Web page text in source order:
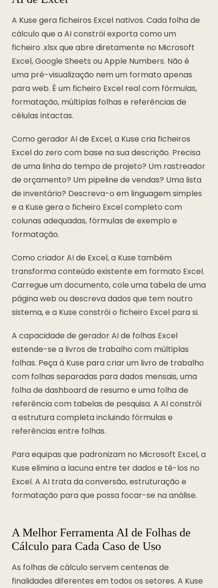
A Kuse gera ficheiros Excel nativos. Cada folha de
cálculo que a AI constrói exporta como um
ficheiro .xlsx que abre diretamente no Microsoft
Excel, Google Sheets ou Apple Numbers. Não é
uma pré-visualização nem um formato apenas
para web. É um ficheiro Excel real com fórmulas,
formatação, múltiplas folhas e referências de
células intactas.
Como gerador AI de Excel, a Kuse cria ficheiros
Excel do zero com base na sua descrição. Precisa
de uma linha do tempo de projeto? Um rastreador
de orçamento? Um pipeline de vendas? Uma lista
de inventário? Descreva-o em linguagem simples
e a Kuse gera o ficheiro Excel completo com
colunas adequadas, fórmulas de exemplo e
formatação.
Como criador AI de Excel, a Kuse também
transforma conteúdo existente em formato Excel.
Carregue um documento, cole uma tabela de uma
página web ou descreva dados que tem noutro
sistema, e a Kuse constrói o ficheiro Excel para si.
A capacidade de gerador AI de folhas Excel
estende-se a livros de trabalho com múltiplas
folhas. Peça à Kuse para criar um livro de trabalho
com folhas separadas para dados mensais, uma
folha de dashboard de resumo e uma folha de
referência com tabelas de pesquisa. A AI constrói
a estrutura completa incluindo fórmulas e
referências entre folhas.
Para equipas que padronizam no Microsoft Excel, a
Kuse elimina a lacuna entre ter dados e tê-los no
Excel. A AI trata da conversão, estruturação e
formatação para que possa focar-se na análise.
A Melhor Ferramenta AI de Folhas de
Cálculo para Cada Caso de Uso
As folhas de cálculo servem centenas de
finalidades diferentes em todos os setores. A Kuse